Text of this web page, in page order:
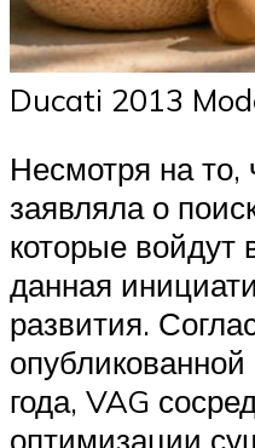
Ducati 2013
Несмотря на то,
заявляла о
которые войдут
данная
развития.
года, VAG
оптимизации